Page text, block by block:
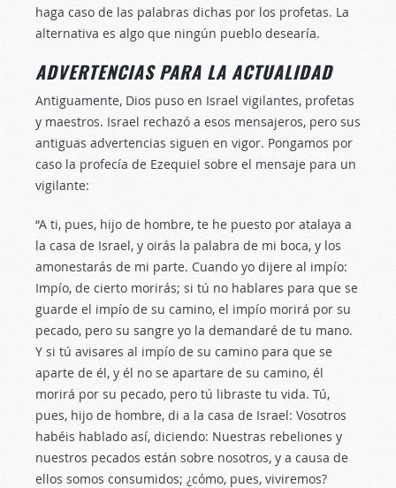
haga caso de las palabras dichas por los profetas. La
alternativa es algo que ningún pueblo desearía.
ADVERTENCIAS PARA LA ACTUALIDAD
Antiguamente, Dios puso en Israel vigilantes, profetas
y maestros. Israel rechazó a esos mensajeros, pero sus
antiguas advertencias siguen en vigor. Pongamos por
caso la profecía de Ezequiel sobre el mensaje para un
vigilante:
“A ti, pues, hijo de hombre, te he puesto por atalaya a
la casa de Israel, y oirás la palabra de mi boca, y los
amonestarás de mi parte. Cuando yo dijere al impío:
Impío, de cierto morirás; si tú no hablares para que se
guarde el impío de su camino, el impío morirá por su
pecado, pero su sangre yo la demandaré de tu mano.
Y si tú avisares al impío de su camino para que se
aparte de él, y él no se apartare de su camino, él
morirá por su pecado, pero tú libraste tu vida. Tú,
pues, hijo de hombre, di a la casa de Israel: Vosotros
habéis hablado así, diciendo: Nuestras rebeliones y
nuestros pecados están sobre nosotros, y a causa de
ellos somos consumidos; ¿cómo, pues, viviremos?